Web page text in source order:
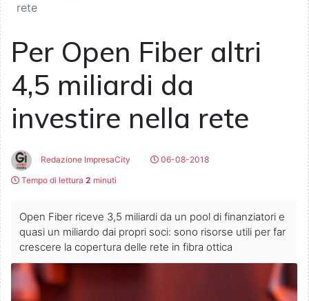
rete
Per Open Fiber altri
4,5 miliardi da
investire nella rete
Redazione ImpresaCity
06-08-2018
Tempo di lettura 2 minuti
Open Fiber riceve 3,5 miliardi da un pool di finanziatori e
quasi un miliardo dai propri soci: sono risorse utili per far
crescere la copertura delle rete in fibra ottica